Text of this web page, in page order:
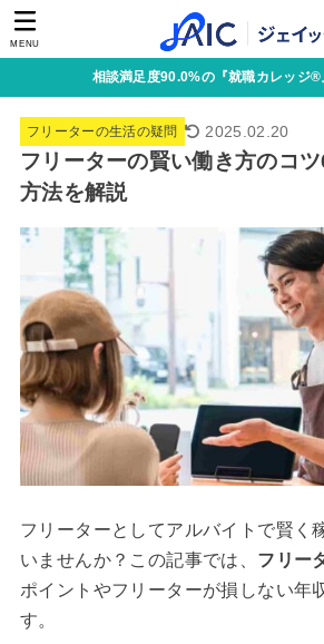
MENU
相談満足度90.0%の『就職カレッジ
フリーターの生活の疑問 2025.02.20
フリーターの賢い働き方のコ
方法を解説
フリーターとしてアルバイトで賢く
いませんか？この記事では、 フリー
ポイントやフリーターが損しない年
す。